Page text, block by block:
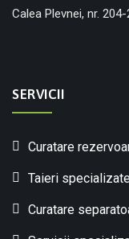
Calea Plevnei, nr.
SERVICII
Curatare
Taieri
Curatare